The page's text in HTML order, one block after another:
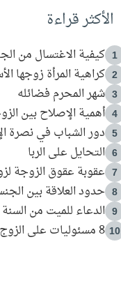
الأكثر قراءة
1 كيفية الاغتسال من
2 كراهية المرأة زوجها
3 شهر المحرم فضائله
4 أهمية الإصلاح بين
5 دور الشباب في نصرة
6 التحايل على الربا
7 عقوبة عقوق الزوجة
8 حدود العلاقة بين
9 الدعاء للميت من السنة
10 8 مسئوليات على الزوج تجاه زوجته